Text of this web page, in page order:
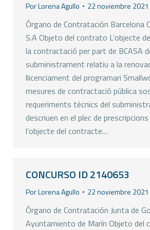
PorLorena Agullo 22 noviembre 2021
Órgano de Contratación Barcelona
S.A Objeto del contrato L’objecte
la contractació per part de BCASA
subministrament relatiu a la
llicenciament del programari
mesures de contractació pública
requeriments tècnics del
descriuen en el plec de
l’objecte del contracte…
CONCURSO ID 2140653
PorLorena Agullo 22 noviembre 2021
Órgano de Contratación Junta de
Ayuntamiento de Marín Objeto del